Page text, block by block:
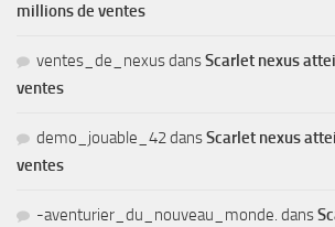
millions de ventes
ventes_de_nexusdansScarlet nexus
ventes
demo_jouable_42dansScarlet nexus
ventes
-aventurier_du_nouveau_monde. dans